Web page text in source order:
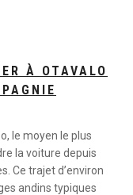
À OTAVALO
le moyen le plus
la voiture depuis
Ce trajet d’environ
andins typiques